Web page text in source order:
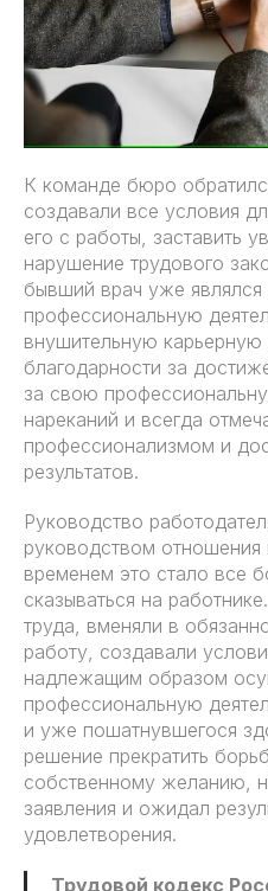
К команде бюро
создавали все условия
его с работы, заставить
нарушение трудового
бывший врач уже
профессиональную
внушительную карьерную
благодарности за
за свою
нареканий и всегда
профессионализмом и
результатов.
Руководство
руководством отношения
временем это стало все
сказываться на
труда, вменяли в
работу, создавали
надлежащим образом
профессиональную
и уже пошатнувшегося
решение прекратить
собственному желанию,
заявления и ожидал
удовлетворения.
Трудовой кодекс